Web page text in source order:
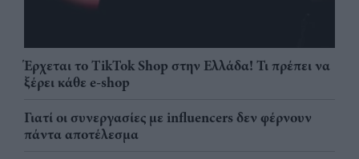
Έρχεται το TikTok Shop στην Ελλάδα! Τι πρέπει να
ξέρει κάθε e-shop
Γιατί οι συνεργασίες με influencers δεν φέρνουν
πάντα αποτέλεσμα